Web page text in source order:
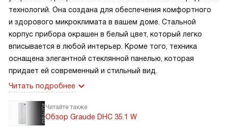
технологий. Она создана для обеспечения комфортного
и здорового микроклимата в вашем доме. Стальной
корпус прибора окрашен в белый цвет, который легко
вписывается в любой интерьер. Кроме того, техника
оснащена элегантной стеклянной панелью, которая
придает ей современный и стильный вид.
Читать подробнее
Читайте также
Обзор Graude DHC 35.1 W